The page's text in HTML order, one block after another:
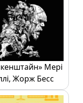
Мері
Жорж Бесс